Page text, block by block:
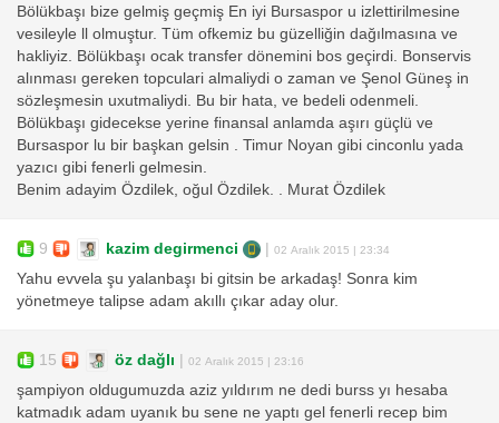
Bölükbaşı bize gelmiş geçmiş En iyi Bursaspor u izlettirilmesine
vesileyle ll olmuştur. Tüm ofkemiz bu güzelliğin dağılmasına ve
hakliyiz. Bölükbaşı ocak transfer dönemini bos geçirdi. Bonservis
alınması gereken topculari almaliydi o zaman ve Şenol Güneş in
sözleşmesin uxutmaliydi. Bu bir hata, ve bedeli odenmeli.
Bölükbaşı gidecekse yerine finansal anlamda aşırı güçlü ve
Bursaspor lu bir başkan gelsin . Timur Noyan gibi cinconlu yada
yazıcı gibi fenerli gelmesin.
Benim adayim Özdilek, oğul Özdilek. . Murat Özdilek
9 kazim degirmenci 02 Aralık 2015 | 23:34
Yahu evvela şu yalanbaşı bi gitsin be arkadaş! Sonra kim
yönetmeye talipse adam akıllı çıkar aday olur.
15 öz dağlı 02 Aralık 2015 | 23:16
şampiyon oldugumuzda aziz yıldırım ne dedi burss yı hesaba
katmadık adam uyanık bu sene ne yaptı gel fenerli recep bim